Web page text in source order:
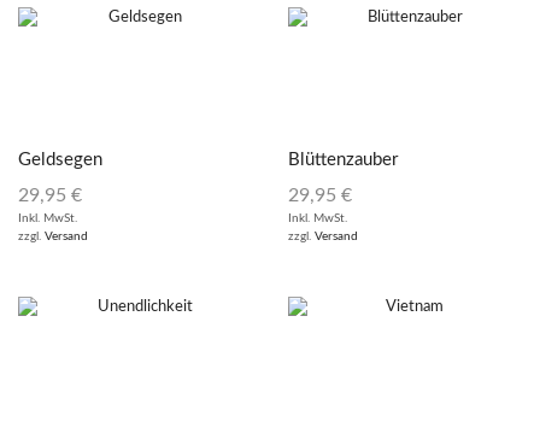
Geldsegen
29,95 €
Inkl. MwSt.
zzgl. Versand
Blüttenzauber
29,95 €
Inkl. MwSt.
zzgl. Versand